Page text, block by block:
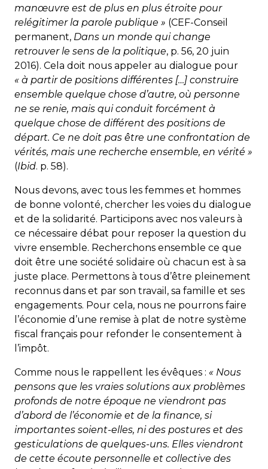
manœuvre est de plus en plus étroite pour
relégitimer la parole publique » (CEF-Conseil
permanent, Dans un monde qui change
retrouver le sens de la politique, p. 56, 20 juin
2016). Cela doit nous appeler au dialogue pour
« à partir de positions différentes […] construire
ensemble quelque chose d’autre, où personne
ne se renie, mais qui conduit forcément à
quelque chose de différent des positions de
départ. Ce ne doit pas être une confrontation de
vérités, mais une recherche ensemble, en vérité »
(Ibid. p. 58).
Nous devons, avec tous les femmes et hommes
de bonne volonté, chercher les voies du dialogue
et de la solidarité. Participons avec nos valeurs à
ce nécessaire débat pour reposer la question du
vivre ensemble. Recherchons ensemble ce que
doit être une société solidaire où chacun est à sa
juste place. Permettons à tous d’être pleinement
reconnus dans et par son travail, sa famille et ses
engagements. Pour cela, nous ne pourrons faire
l’économie d’une remise à plat de notre système
fiscal français pour refonder le consentement à
l’impôt.
Comme nous le rappellent les évêques : « Nous
pensons que les vraies solutions aux problèmes
profonds de notre époque ne viendront pas
d’abord de l’économie et de la finance, si
importantes soient-elles, ni des postures et des
gesticulations de quelques-uns. Elles viendront
de cette écoute personnelle et collective des